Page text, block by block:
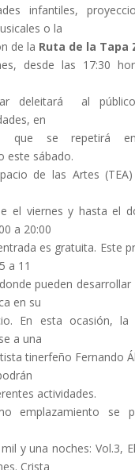
infantiles,
o la
de la Ruta de la Tapa
desde las 17:30
deleitará al
en
que se repetirá
este sábado.
de las Artes
el viernes y hasta el
a 20:00
es gratuita. Este
a 11
pueden desarrollar
en su
En esta ocasión, la
a una
tinerfeño Fernando
actividades.
emplazamiento se
y una noches: Vol.3,
Crista